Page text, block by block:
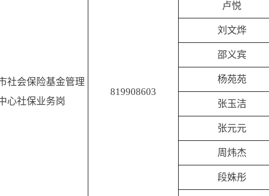
社会保险基金管理
心社保业务岗
819908603
卢悦
刘文烨
邵义宾
杨苑苑
张玉洁
张元元
周炜杰
段姝彤